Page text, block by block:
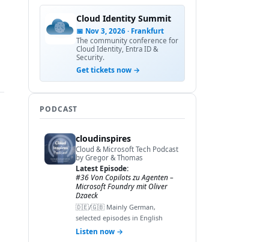
Cloud Identity Summit
📅 Nov 3, 2026 · Frankfurt
The community conference for
Cloud Identity, Entra ID &
Security.
Get tickets now →
PODCAST
cloudinspires
Cloud & Microsoft Tech Podcast
by Gregor & Thomas
Latest Episode:
#36 Von Copilots zu Agenten –
Microsoft Foundry mit Oliver
Dzaeck
🇩🇪/🇬🇧 Mainly German,
selected episodes in English
Listen now →